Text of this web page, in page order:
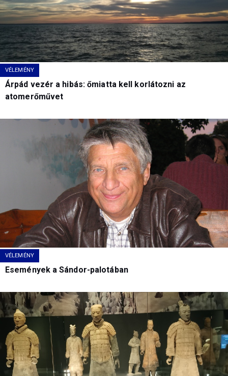
VÉLEMÉNY
Árpád vezér a hibás: őmiatta kell korlátozni az
atomerőművet
VÉLEMÉNY
Események a Sándor-palotában